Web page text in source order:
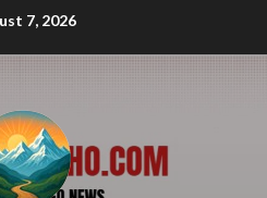
7, 2026